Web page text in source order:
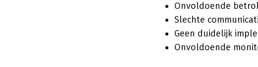
Onvoldoende
Slechte
Geen duidelijk
Onvoldoende